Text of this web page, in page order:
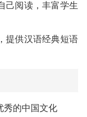
己阅读，丰富学生
提供汉语经典短语
秀的中国文化